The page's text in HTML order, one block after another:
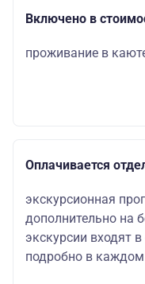
Включено в
проживание в
Оплачивается
экскурсионная
дополнительно на
экскурсии входят
подробно в каждом